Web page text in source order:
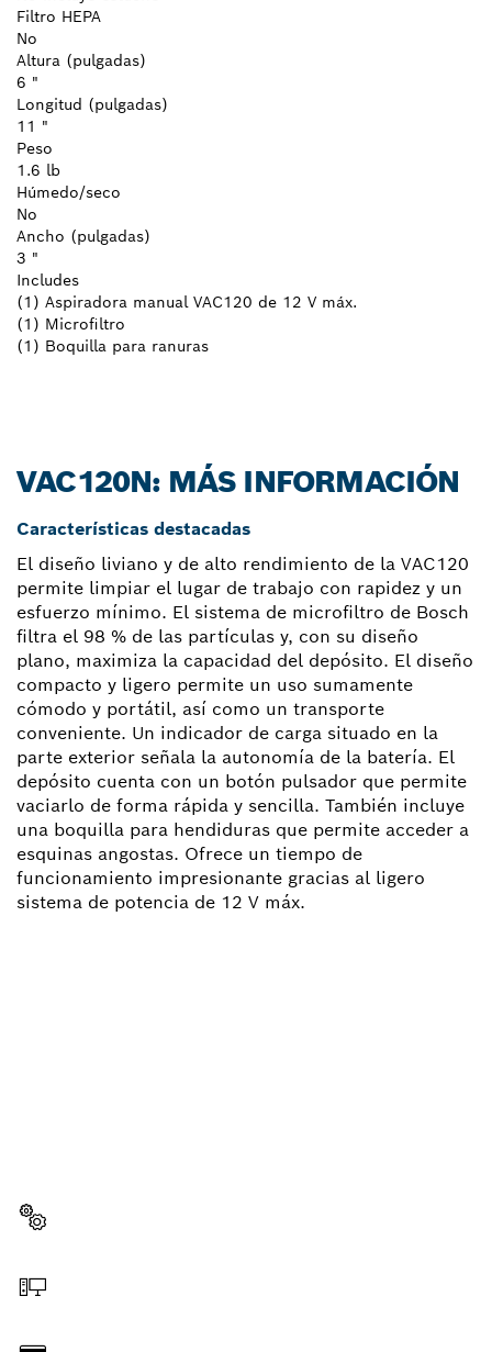
Filtro HEPA
No
Altura (pulgadas)
6 "
Longitud (pulgadas)
11 "
Peso
1.6 lb
Húmedo/seco
No
Ancho (pulgadas)
3 "
Includes
(1) Aspiradora manual VAC120 de 12 V máx.
(1) Microfiltro
(1) Boquilla para ranuras
VAC120N: MÁS INFORMACIÓN
Características destacadas
El diseño liviano y de alto rendimiento de la VAC120
permite limpiar el lugar de trabajo con rapidez y un
esfuerzo mínimo. El sistema de microfiltro de Bosch
filtra el 98 % de las partículas y, con su diseño
plano, maximiza la capacidad del depósito. El diseño
compacto y ligero permite un uso sumamente
cómodo y portátil, así como un transporte
conveniente. Un indicador de carga situado en la
parte exterior señala la autonomía de la batería. El
depósito cuenta con un botón pulsador que permite
vaciarlo de forma rápida y sencilla. También incluye
una boquilla para hendiduras que permite acceder a
esquinas angostas. Ofrece un tiempo de
funcionamiento impresionante gracias al ligero
sistema de potencia de 12 V máx.